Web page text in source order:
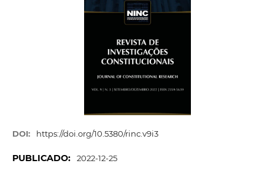
DOI: https://doi.org/10.5380/rinc.v9i3
PUBLICADO: 2022-12-25